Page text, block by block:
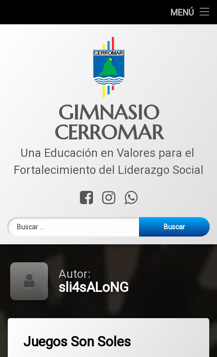
MENÚ
CONTACTO
GIMNASIO
CERROMAR
Una Educación en Valores para el
Fortalecimiento del Liderazgo Social
Facebook
InstagramWhatsApp
Autor:
sli4sALoNG
Juegos Son Soles
comentarios
en